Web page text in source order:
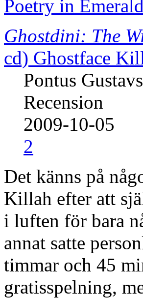
Ghostdini: The
cd) Ghostface
Pontus
Recension
2009-10-05
2
Det känns på
Killah efter att
i luften för bara
annat satte
timmar och 45
gratisspelning,